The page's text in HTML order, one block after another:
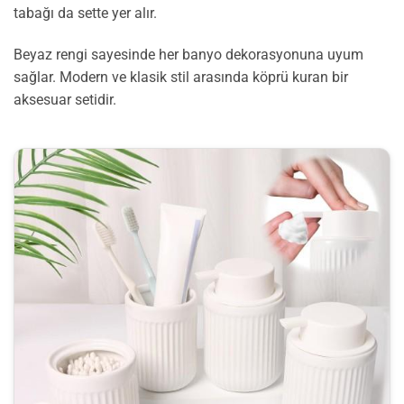
tabağı da sette yer alır.
Beyaz rengi sayesinde her banyo dekorasyonuna uyum
sağlar. Modern ve klasik stil arasında köprü kuran bir
aksesuar setidir.